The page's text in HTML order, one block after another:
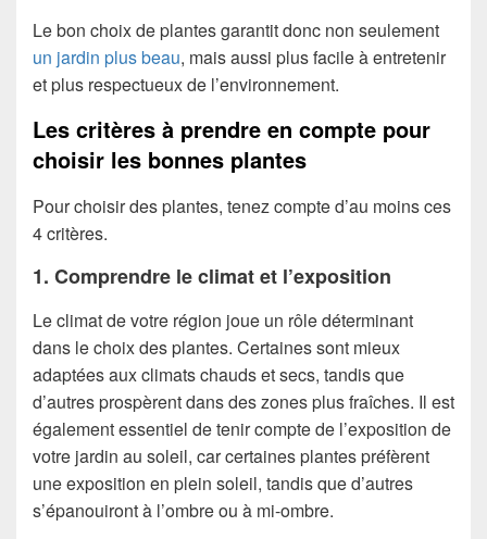
Le bon choix de plantes garantit donc non seulement
un jardin plus beau, mais aussi plus facile à entretenir
et plus respectueux de l’environnement.
Les critères à prendre en compte pour
choisir les bonnes plantes
Pour choisir des plantes, tenez compte d’au moins ces
4 critères.
1. Comprendre le climat et l’exposition
Le climat de votre région joue un rôle déterminant
dans le choix des plantes. Certaines sont mieux
adaptées aux climats chauds et secs, tandis que
d’autres prospèrent dans des zones plus fraîches. Il est
également essentiel de tenir compte de l’exposition de
votre jardin au soleil, car certaines plantes préfèrent
une exposition en plein soleil, tandis que d’autres
s’épanouiront à l’ombre ou à mi-ombre.